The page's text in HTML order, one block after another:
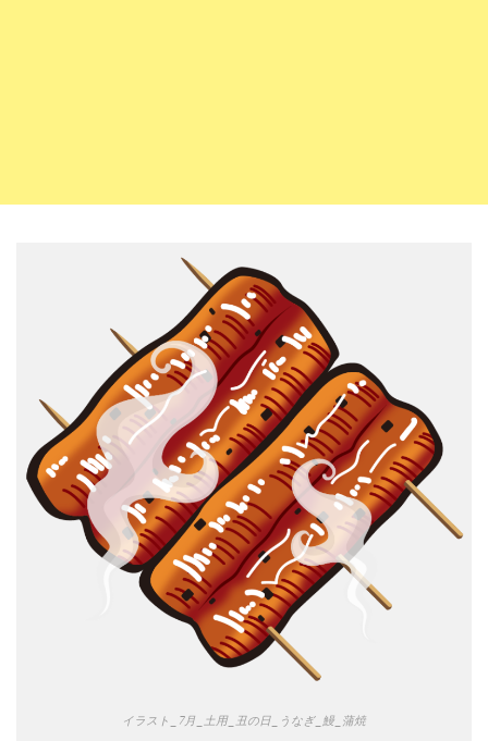
イラスト_7月_土用_丑の日_うなぎ_鰻_蒲焼